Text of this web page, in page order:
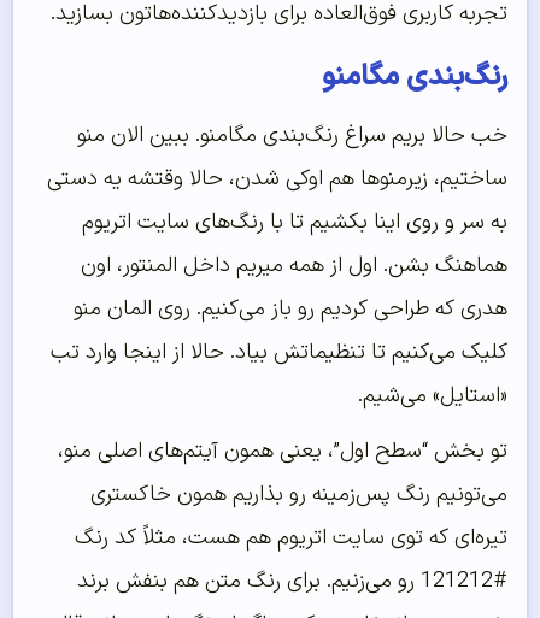
تجربه کاربری فوق‌العاده برای بازدیدکننده‌هاتون بسازید.
رنگ‌بندی مگامنو
خب حالا بریم سراغ رنگ‌بندی مگامنو. ببین الان منو
ساختیم، زیرمنوها هم اوکی شدن، حالا وقتشه یه دستی
به سر و روی اینا بکشیم تا با رنگ‌های سایت اتریوم
هماهنگ بشن. اول از همه میریم داخل المنتور، اون
هدری که طراحی کردیم رو باز می‌کنیم. روی المان منو
کلیک می‌کنیم تا تنظیماتش بیاد. حالا از اینجا وارد تب
«استایل» می‌شیم.
تو بخش “سطح اول”، یعنی همون آیتم‌های اصلی منو،
می‌تونیم رنگ پس‌زمینه رو بذاریم همون خاکستری
تیره‌ای که توی سایت اتریوم هم هست، مثلاً کد رنگ
#121212
رو می‌زنیم. برای رنگ متن هم بنفش برند